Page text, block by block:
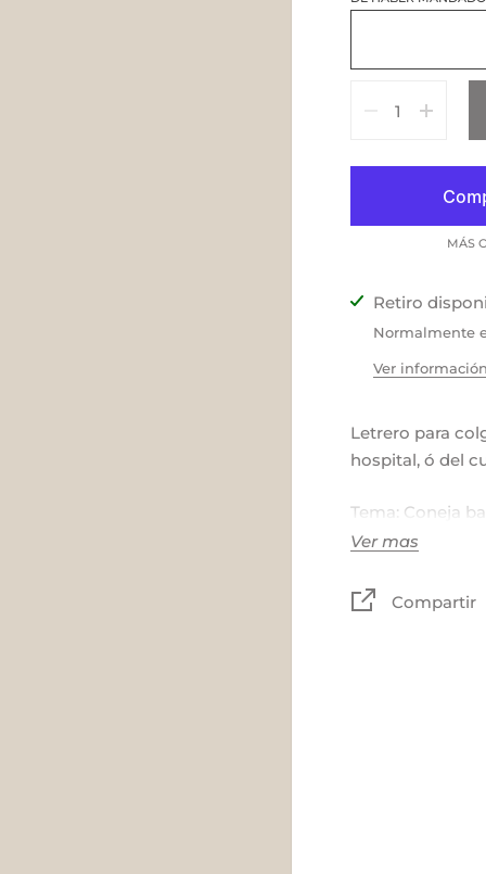
MÁS
Retiro
Normalmente
Ver
Letrero para
hospital, ó del
Tema: Coneja
estrellas.
Colores: gris,
menta, naranja
Ver mas
Compartir